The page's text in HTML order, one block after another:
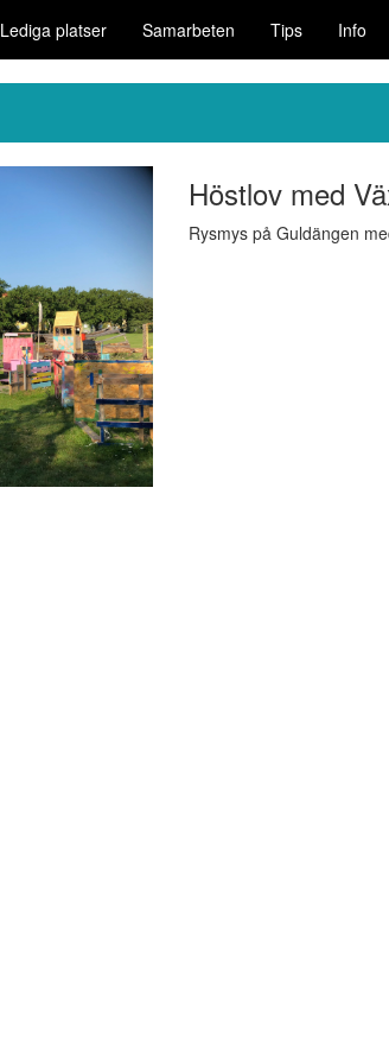
Lediga platser Samarbeten Tips Info
Höstlov med
Rysmys på Guldängen